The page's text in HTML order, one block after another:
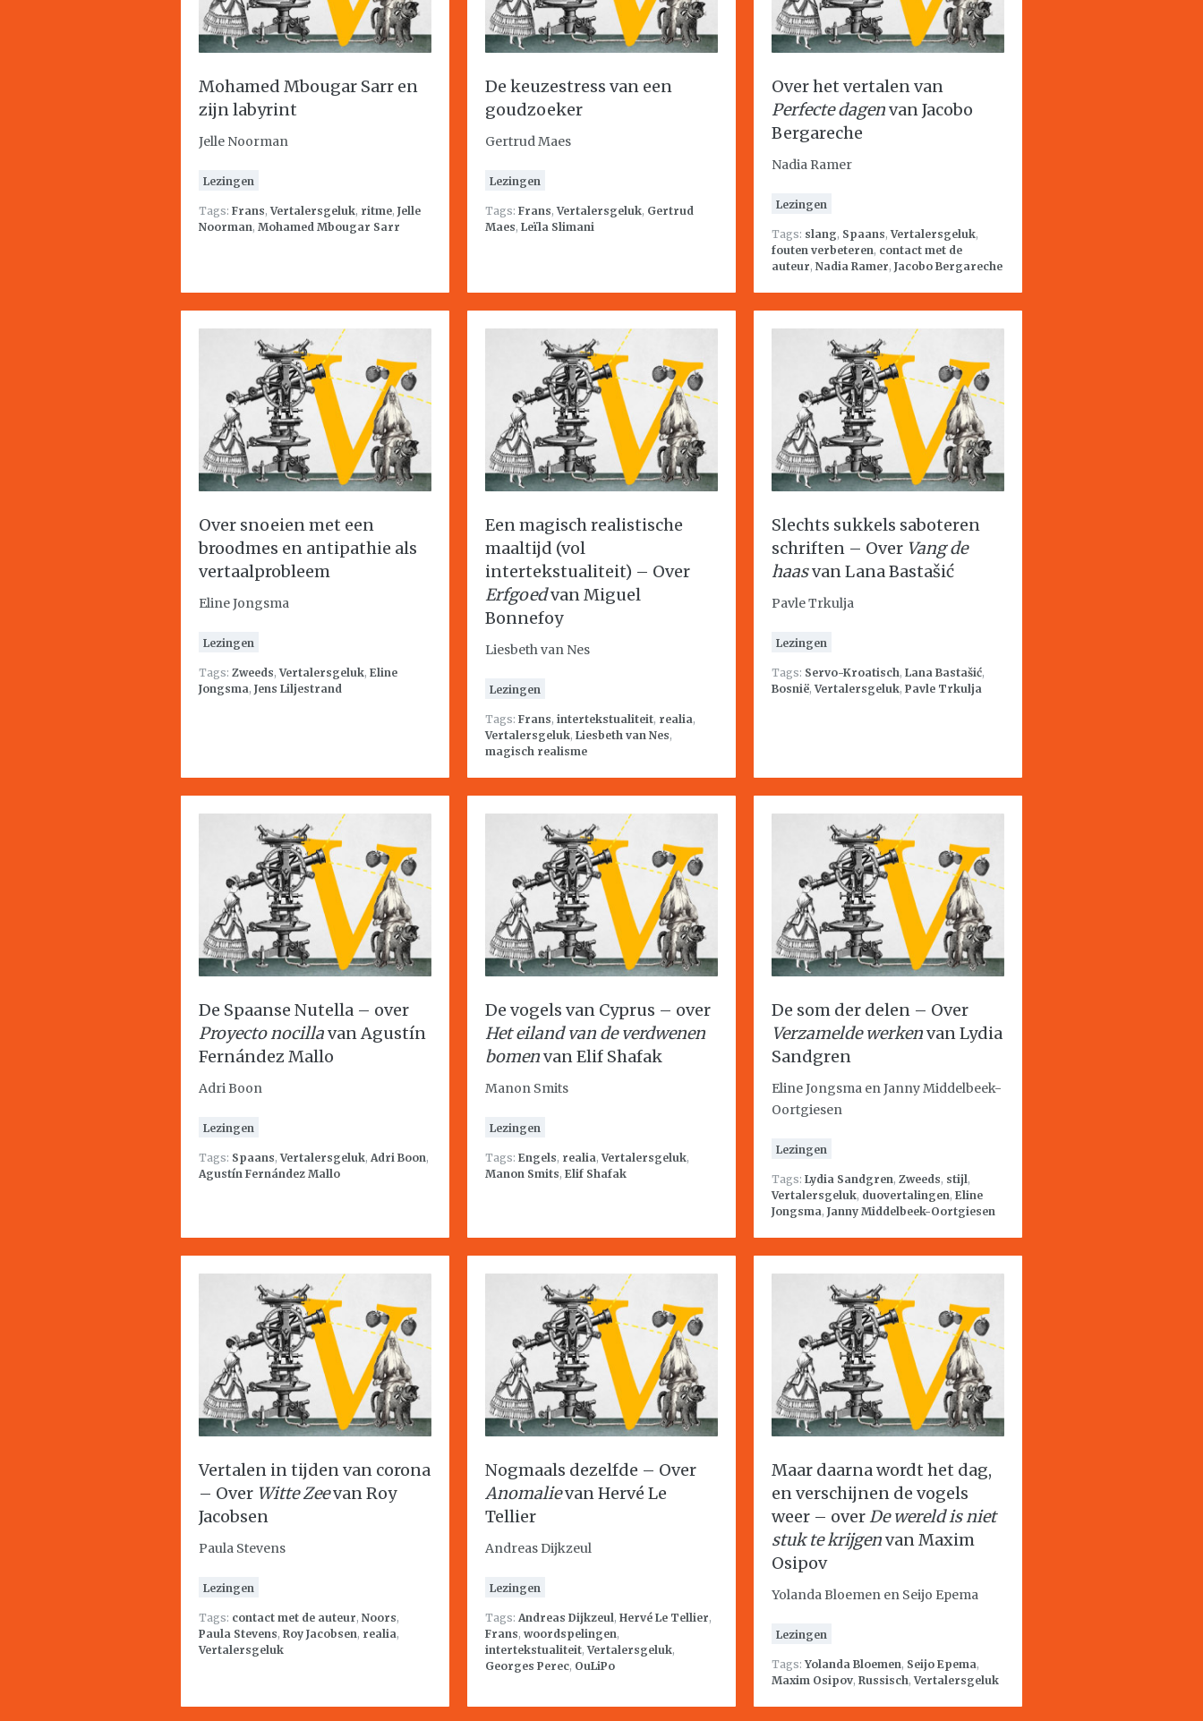
Mohamed Mbougar Sarr en
zijn labyrint
Jelle Noorman
Lezingen
Tags: Frans,Vertalersgeluk, ritme, Jelle
Noorman, Mohamed Mbougar Sarr
De keuzestress van een
goudzoeker
Gertrud Maes
Lezingen
Tags: Frans,Vertalersgeluk, Gertrud
Maes, Leïla Slimani
Over het vertalen van
Perfecte dagenvan Jacobo
Bergareche
Nadia Ramer
Lezingen
Tags: slang, Spaans,Vertalersgeluk,
fouten verbeteren, contact met de
auteur, Nadia Ramer, Jacobo Bergareche
Over snoeien met een
broodmes en antipathie als
vertaalprobleem
Eline Jongsma
Lezingen
Tags: Zweeds,Vertalersgeluk, Eline
Jongsma, Jens Liljestrand
Een magisch realistische
maaltijd (vol
intertekstualiteit) – Over
Erfgoedvan Miguel
Bonnefoy
Liesbeth van Nes
Lezingen
Tags: Frans, intertekstualiteit, realia,
Vertalersgeluk, Liesbeth van Nes,
magisch realisme
Slechts sukkels saboteren
schriften – Over Vang de
haasvan Lana Bastašić
Pavle Trkulja
Lezingen
Tags: Servo-Kroatisch, Lana Bastašić,
Bosnië,Vertalersgeluk, Pavle Trkulja
De Spaanse Nutella – over
Proyecto nocillavan Agustín
Fernández Mallo
Adri Boon
Lezingen
Tags: Spaans,Vertalersgeluk, Adri Boon,
Agustín Fernández Mallo
De vogels van Cyprus – over
Het eiland van de verdwenen
bomenvan Elif Shafak
Manon Smits
Lezingen
Tags: Engels, realia,Vertalersgeluk,
Manon Smits, Elif Shafak
De som der delen – Over
Verzamelde werkenvan Lydia
Sandgren
Eline Jongsma en Janny Middelbeek-
Oortgiesen
Lezingen
Tags: Lydia Sandgren, Zweeds, stijl,
Vertalersgeluk, duovertalingen, Eline
Jongsma, Janny Middelbeek-Oortgiesen
Vertalen in tijden van corona
– Over Witte Zeevan Roy
Jacobsen
Paula Stevens
Lezingen
Tags: contact met de auteur, Noors,
Paula Stevens, Roy Jacobsen, realia,
Vertalersgeluk
Nogmaals dezelfde – Over
Anomalievan Hervé Le
Tellier
Andreas Dijkzeul
Lezingen
Tags: Andreas Dijkzeul, Hervé Le Tellier,
Frans, woordspelingen,
intertekstualiteit,Vertalersgeluk,
Georges Perec, OuLiPo
Maar daarna wordt het dag,
en verschijnen de vogels
weer – overDe wereld is niet
stuk te krijgenvan Maxim
Osipov
Yolanda Bloemen en Seijo Epema
Lezingen
Tags:Yolanda Bloemen, Seijo Epema,
Maxim Osipov, Russisch,Vertalersgeluk